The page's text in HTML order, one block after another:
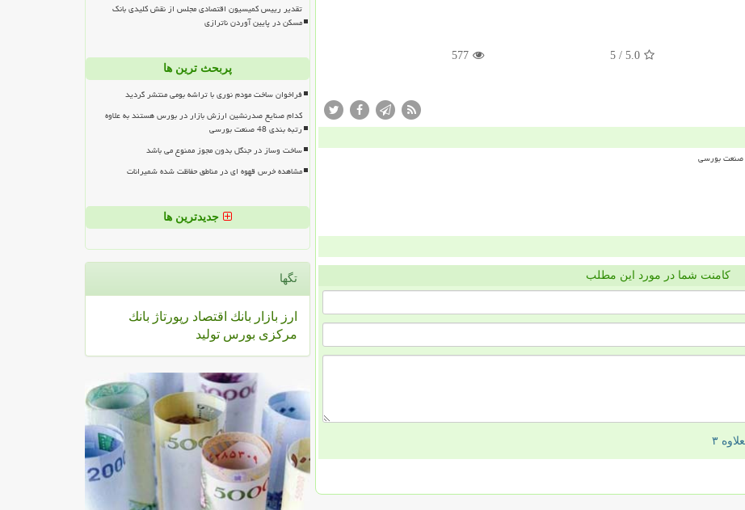
5.0
/ 5
577
کامنت شما در مورد این مطلب
تقدیر رییس کمیسیون اقتصادی مجلس از نقش کلیدی بانک
مسکن در پایین آوردن ناترازی
پربحث ترین ها
فراخوان ساخت مودم نوری با تراشه بومی منتشر گردید
کدام صنایع صدرنشین ارزش بازار در بورس هستند به علاوه
رتبه بندی 48 صنعت بورسی
ساخت وساز در جنگل بدون مجوز ممنوع می باشد
مشاهده خرس قهوه ای در مناطق حفاظت شده شمیرانات
جدیدترین ها
تگها
ارز بازار بانك اقتصاد رپورتاژ بانك
مركزی بورس تولید